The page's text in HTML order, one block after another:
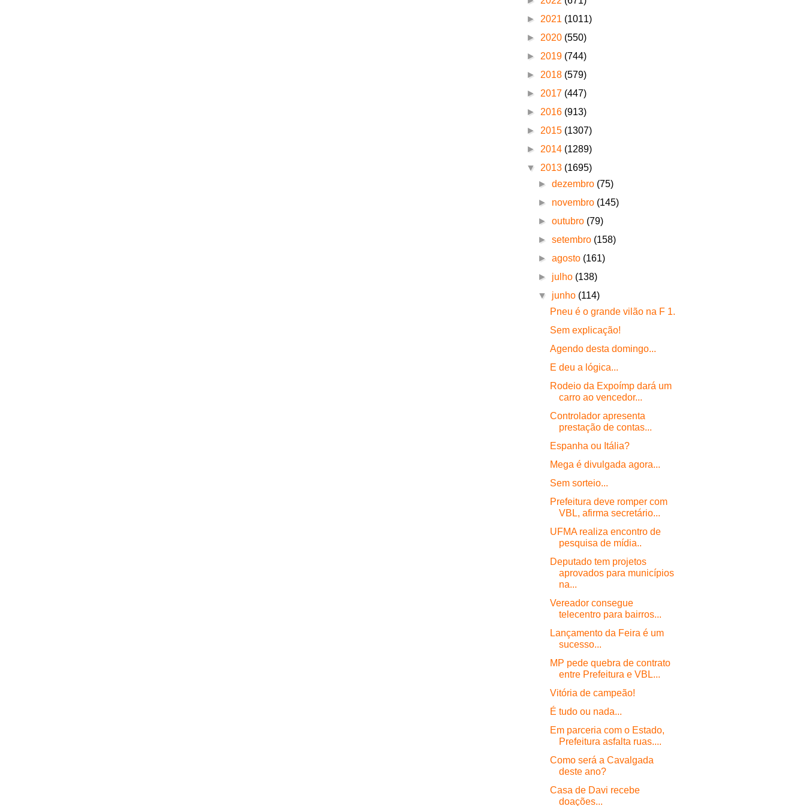
► 2021 (1011)
► 2020 (550)
► 2019 (744)
► 2018 (579)
► 2017 (447)
► 2016 (913)
► 2015 (1307)
► 2014 (1289)
▼ 2013 (1695)
►dezembro (75)
► novembro (145)
►outubro (79)
►setembro (158)
►agosto (161)
► julho (138)
▼ junho (114)
Pneu é o grande vilão na F 1.
Sem explicação!
Agendo desta domingo...
E deu a lógica...
Rodeio da Expoímp dará um
carro ao vencedor...
Controlador apresenta
prestação de contas...
Espanha ou Itália?
Mega é divulgada agora...
Sem sorteio...
Prefeitura deve romper com
VBL, afirma secretário...
UFMA realiza encontro de
pesquisa de mídia..
Deputado tem projetos
aprovados para municípios
na...
Vereador consegue
telecentro para bairros...
Lançamento da Feira é um
sucesso...
MP pede quebra de contrato
entre Prefeitura e VBL...
Vitória de campeão!
É tudo ou nada...
Em parceria com o Estado,
Prefeitura asfalta ruas....
Como será a Cavalgada
deste ano?
Casa de Davi recebe
doações...